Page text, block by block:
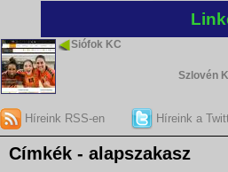
Siófok KC
Szlovén
Híreink RSS-en Híreink a
Címkék - alapszakasz